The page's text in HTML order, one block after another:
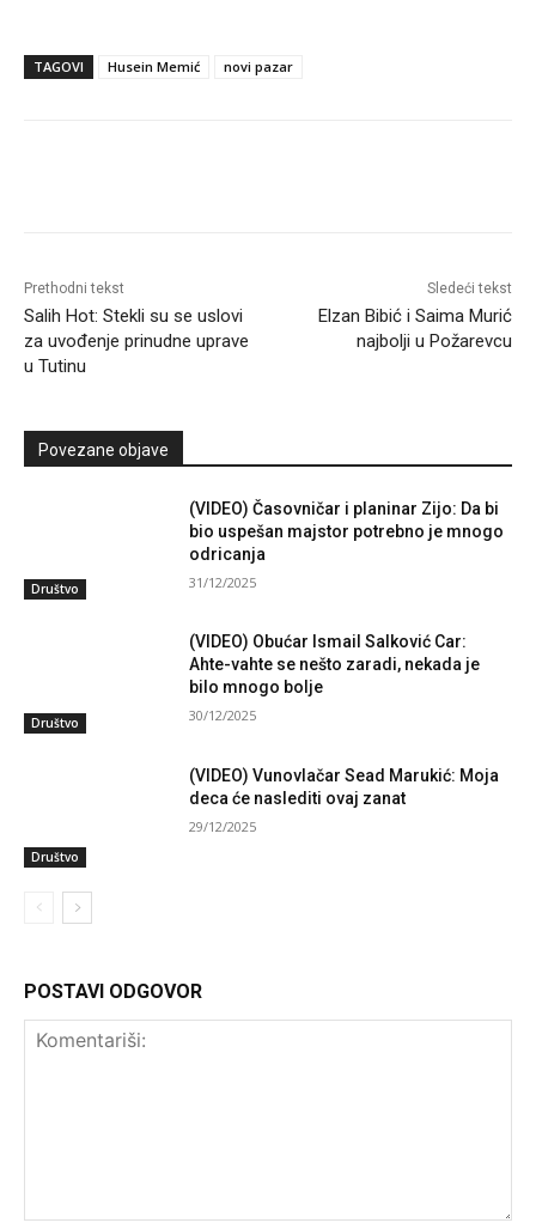
TAGOVI Husein Memić novi pazar
Prethodni tekst
Salih Hot: Stekli su se uslovi
za uvođenje prinudne uprave
u Tutinu
Sledeći tekst
Elzan Bibić i Saima Murić
najbolji u Požarevcu
Povezane objave
Društvo
(VIDEO) Časovničar i planinar Zijo: Da bi
bio uspešan majstor potrebno je mnogo
odricanja
31/12/2025
Društvo
(VIDEO) Obućar Ismail Salković Car:
Ahte-vahte se nešto zaradi, nekada je
bilo mnogo bolje
30/12/2025
Društvo
(VIDEO) Vunovlačar Sead Marukić: Moja
deca će naslediti ovaj zanat
29/12/2025
POSTAVI ODGOVOR